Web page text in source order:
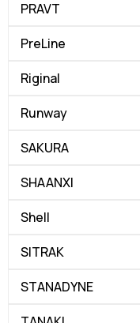
PRAVT
PreLine
Riginal
Runway
SAKURA
SHAANXI
Shell
SITRAK
STANADYNE